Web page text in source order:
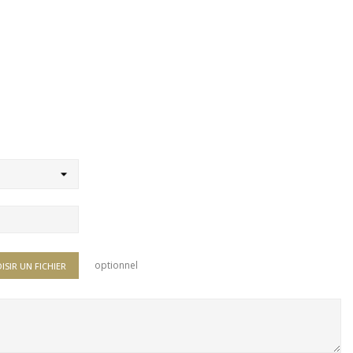
UN FICHIER optionnel